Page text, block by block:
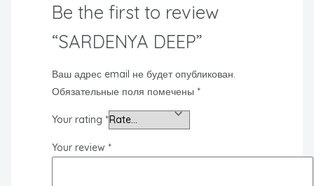
Be the first to review
“SARDENYA DEEP”
Ваш адрес email не будет опубликован.
Обязательные поля помечены *
Your rating *
Your review *